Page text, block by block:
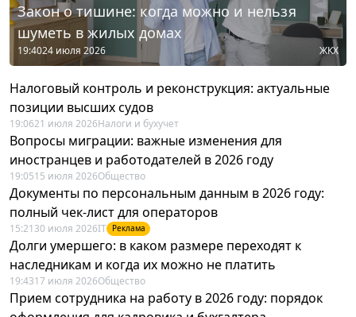
Закон о тишине: когда можно и нельзя
шуметь в жилых домах
19:4024 июля 2026 ЖКХ
Налоговый контроль и реконструкция: актуальные
позиции высших судов
19:0621 июля 2026Налоги и бухучет
Вопросы миграции: важные изменения для
иностранцев и работодателей в 2026 году
19:0515 июля 2026Общество
Документы по персональным данным в 2026 году:
полный чек-лист для операторов
15:21 30 июля 2026IT Реклама
Долги умершего: в каком размере переходят к
наследникам и когда их можно не платить
19:4317 июля 2026Общество
Прием сотрудника на работу в 2026 году: порядок